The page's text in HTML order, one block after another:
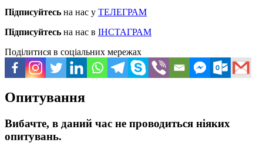
Підписуйтесь на нас у ТЕЛЕГРАМ
Підписуйтесь на нас в ІНСТАГРАМ
Поділитися в соціальних мережах
Опитування
Вибачте, в даний час не проводиться ніяких
опитувань.